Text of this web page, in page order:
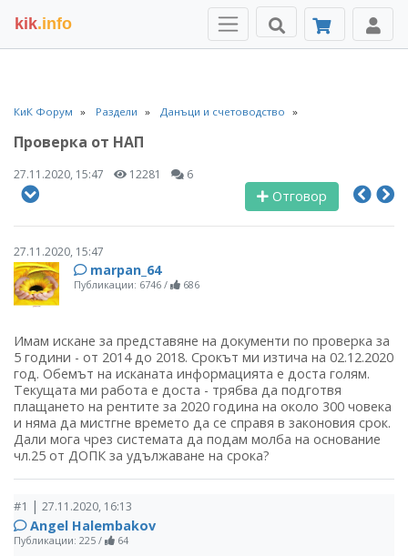
kik.info
КиК Форум Раздели Данъци и счетоводство
Проверка от НАП
27.11.2020, 15:47 12281 6
Отговор
27.11.2020, 15:47
marpan_64
Публикации: 6746 / 686
Имам искане за представяне на документи по проверка за
5 години - от 2014 до 2018. Срокът ми изтича на 02.12.2020
год. Обемът на исканата информацията е доста голям.
Текущата ми работа е доста - трябва да подготвя
плащането на рентите за 2020 година на около 300 човека
и няма да мистгне времето да се справя в законовия срок.
Дали мога чрез системата да подам молба на основание
чл.25 от ДОПК за удължаване на срока?
#1 | 27.11.2020, 16:13
Angel Halembakov
Публикации: 225 / 64